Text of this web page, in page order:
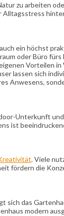
zu arbeiten
Alltagsstress
ein höchst
oder Büro fürs
Vorteilen
lassen sich
Anwesens,
Unterkunft
ist
. Viele
fördern die
das
modern